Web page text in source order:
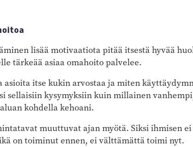
lisää motivaatiota pitää itsestä hyvää
tärkeää asiaa omahoito palvelee.
itse kukin arvostaa ja miten
sellaisiin kysymyksiin kuin millainen
kohdella kehoani.
muuttuvat ajan myötä. Siksi ihmisen
on toiminut ennen, ei välttämättä toimi nyt.